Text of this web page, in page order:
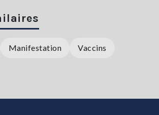
Manifestation Vaccins